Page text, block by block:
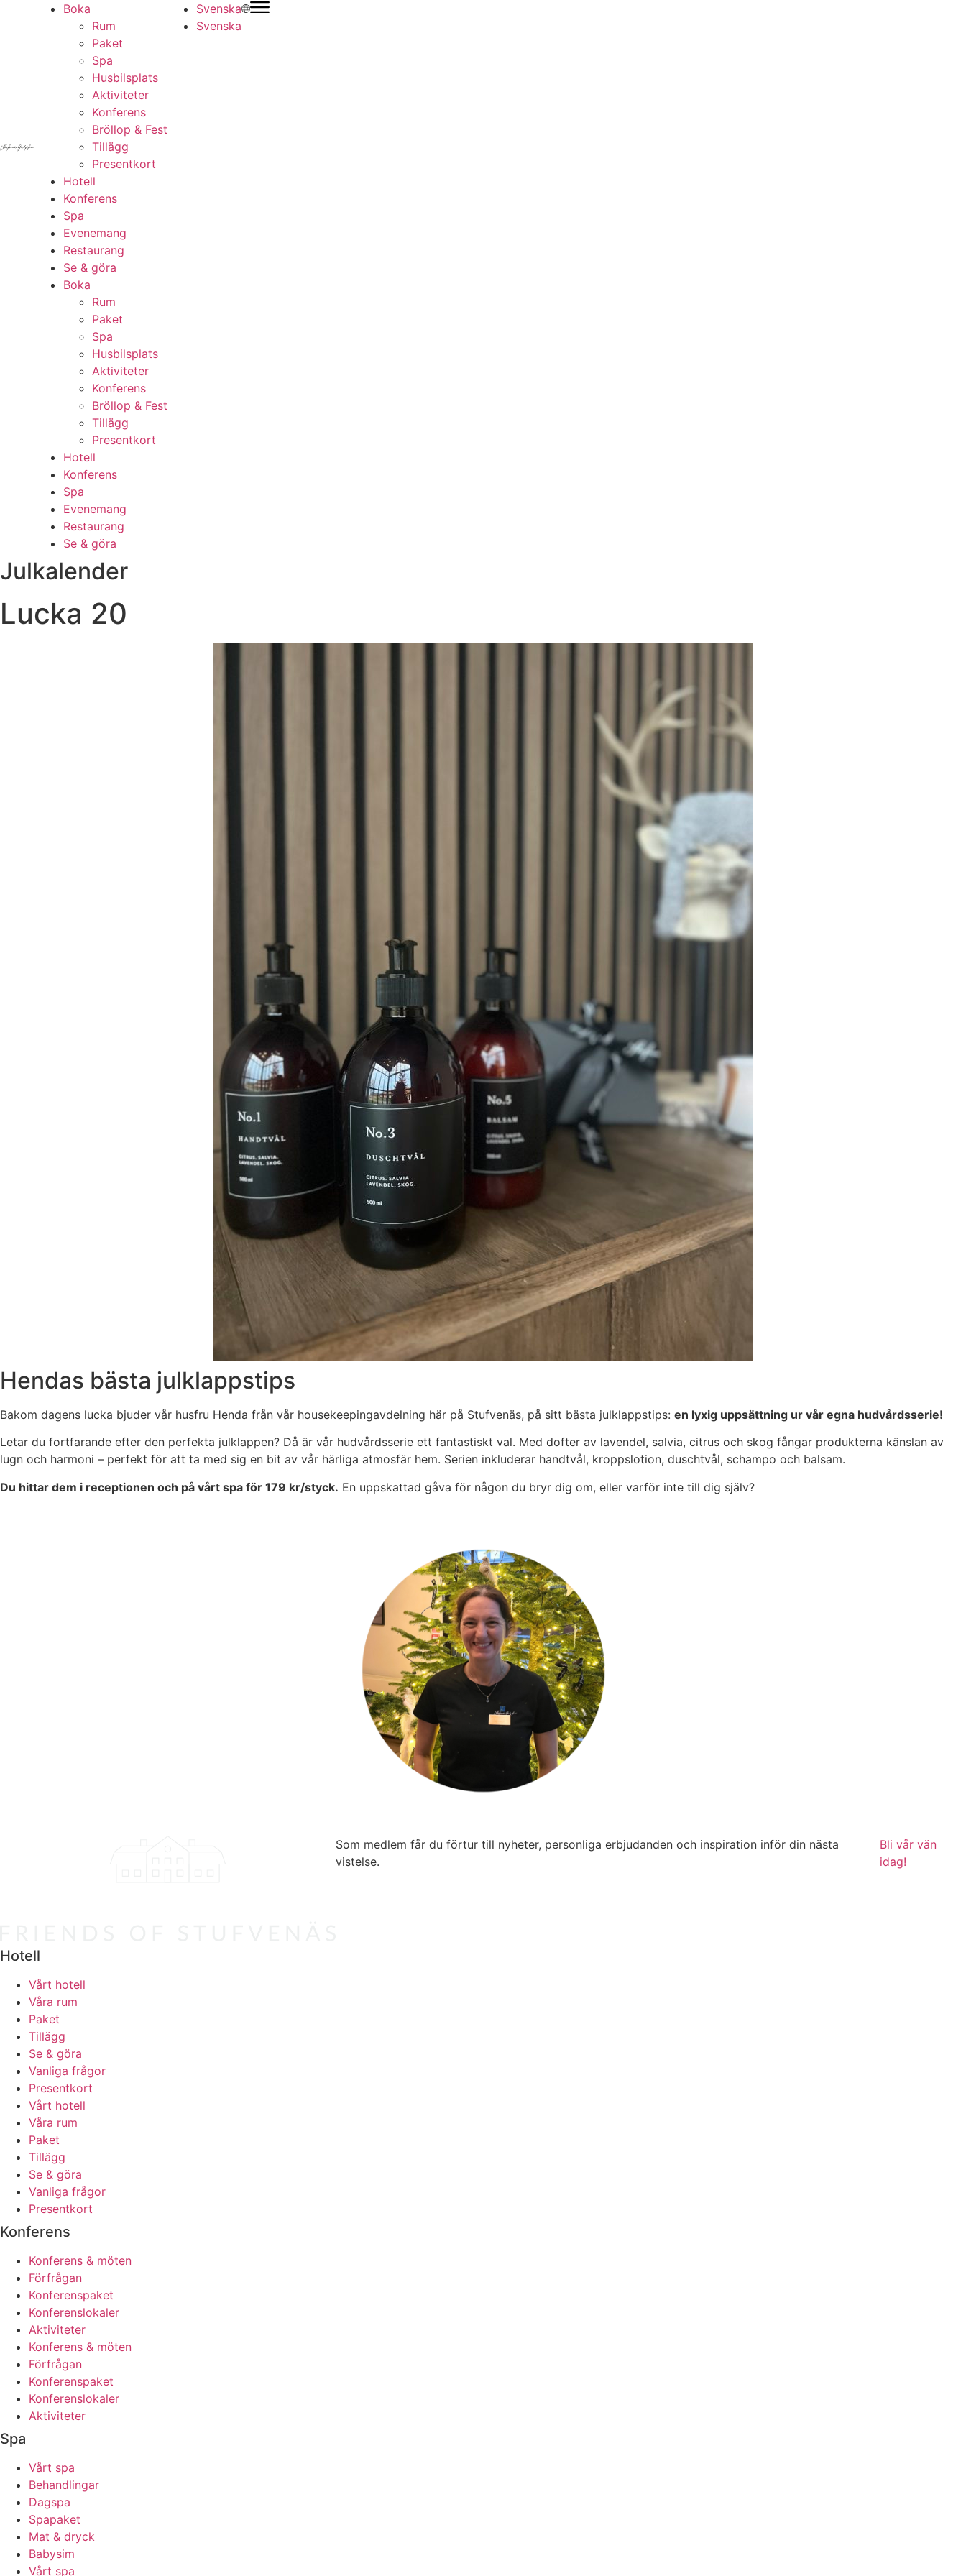
Boka
Rum
Paket
Spa
Husbilsplats
Aktiviteter
Konferens
Bröllop & Fest
Tillägg
Presentkort
Hotell
Konferens
Spa
Evenemang
Restaurang
Se & göra
Boka
Rum
Paket
Spa
Husbilsplats
Aktiviteter
Konferens
Bröllop & Fest
Tillägg
Presentkort
Hotell
Konferens
Spa
Evenemang
Restaurang
Se & göra
Svenska
Svenska
Julkalender
Lucka 20
Hendas bästa julklappstips
Bakom dagens lucka bjuder vår husfru Henda från vår housekeepingavdelning här på Stufvenäs, på sitt bästa julklappstips: en lyxig uppsättning ur vår egna hudvårdsserie!
Letar du fortfarande efter den perfekta julklappen? Då är vår hudvårdsserie ett fantastiskt val. Med dofter av lavendel, salvia, citrus och skog fångar produkterna känslan av
lugn och harmoni – perfekt för att ta med sig en bit av vår härliga atmosfär hem. Serien inkluderar handtvål, kroppslotion, duschtvål, schampo och balsam.
Du hittar dem i receptionen och på vårt spa för 179 kr/styck. En uppskattad gåva för någon du bryr dig om, eller varför inte till dig själv?
Som medlem får du förtur till nyheter, personliga erbjudanden och inspiration inför din nästa
vistelse.
Bli vår vän
idag!
Hotell
Vårt hotell
Våra rum
Paket
Tillägg
Se & göra
Vanliga frågor
Presentkort
Vårt hotell
Våra rum
Paket
Tillägg
Se & göra
Vanliga frågor
Presentkort
Konferens
Konferens & möten
Förfrågan
Konferenspaket
Konferenslokaler
Aktiviteter
Konferens & möten
Förfrågan
Konferenspaket
Konferenslokaler
Aktiviteter
Spa
Vårt spa
Behandlingar
Dagspa
Spapaket
Mat & dryck
Babysim
Vårt spa